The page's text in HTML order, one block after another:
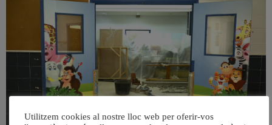
Utilitzem cookies al nostre lloc web per oferir-vos